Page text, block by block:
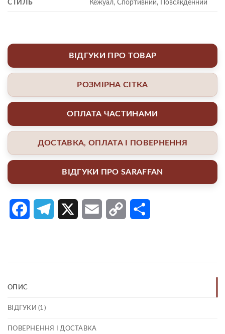
СТИЛЬ Кежуал, Спортивний, Повсякденний
ВІДГУКИ ПРО ТОВАР
РОЗМІРНА СІТКА
ОПЛАТА ЧАСТИНАМИ
ДОСТАВКА, ОПЛАТА І ПОВЕРНЕННЯ
ВІДГУКИ ПРО SARAFFAN
FacebookTelegram Email Copy
ОПИС
ВІДГУКИ (1)
ПОВЕРНЕННЯ І ДОСТАВКА